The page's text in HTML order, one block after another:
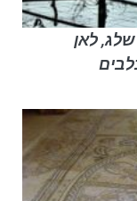
יש שלג, לאן